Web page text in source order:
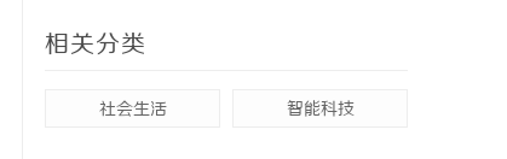
相关分类
社会生活 智能科技